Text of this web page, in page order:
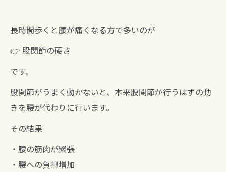
長時間歩くと腰が痛くなる方で多いのが
👉 股関節の硬さ
です。
股関節がうまく動かないと、本来股関節が行うはずの動
きを腰が代わりに行います。
その結果
・腰の筋肉が緊張
・腰への負担増加